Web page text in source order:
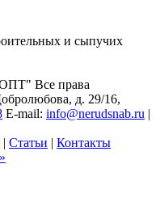
и сыпучих
Все права
д. 29/16,
E-mail: info@nerudsnab.ru |
| Статьи | Контакты